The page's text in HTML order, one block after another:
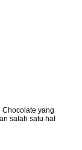
Chocolate yang
salah satu hal